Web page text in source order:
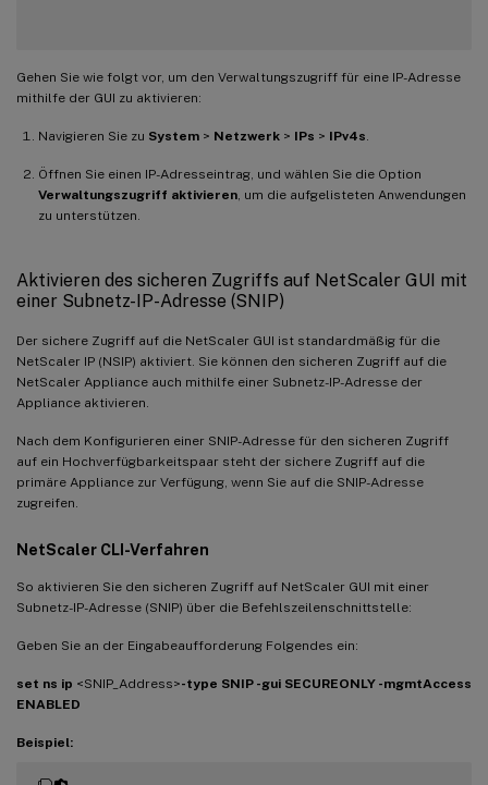
Gehen Sie wie folgt vor, um den Verwaltungszugriff für eine IP-Adresse
mithilfe der GUI zu aktivieren:
Navigieren Sie zu System > Netzwerk > IPs > IPv4s
Öffnen Sie einen IP-Adresseintrag, und wählen Sie die Option
Verwaltungszugriff aktivieren , um die aufgelisteten Anwendungen
zu unterstützen.
Aktivieren des sicheren Zugriffs auf NetScaler GUI mit
einer Subnetz-IP-Adresse (SNIP)
Der sichere Zugriff auf die NetScaler GUI ist standardmäßig für die
NetScaler IP (NSIP) aktiviert. Sie können den sicheren Zugriff auf die
NetScaler Appliance auch mithilfe einer Subnetz-IP-Adresse der
Appliance aktivieren.
Nach dem Konfigurieren einer SNIP-Adresse für den sicheren Zugriff
auf ein Hochverfügbarkeitspaar steht der sichere Zugriff auf die
primäre Appliance zur Verfügung, wenn Sie auf die SNIP-Adresse
zugreifen.
NetScaler CLI-Verfahren
So aktivieren Sie den sicheren Zugriff auf NetScaler GUI mit einer
Subnetz-IP-Adresse (SNIP) über die Befehlszeilenschnittstelle:
Geben Sie an der Eingabeaufforderung Folgendes ein:
set ns ip <SNIP_Address>-type SNIP -gui SECUREONLY -mgmtAccess
ENABLED
Beispiel: